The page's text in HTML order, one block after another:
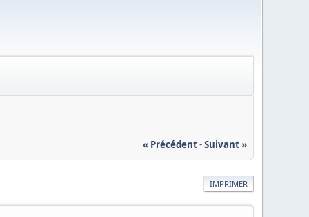
« Précédent-Suivant »
IMPRIMER